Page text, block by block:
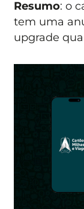
Resumo: o
tem uma
upgrade